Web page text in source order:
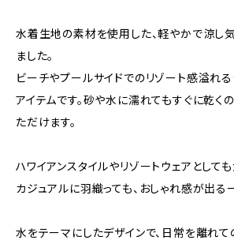
水着生地の素材を使用した、軽やかで涼し
ました。
ビーチやプールサイドでのリゾート感溢れ
アイテムです。砂や水に濡れてもすぐに乾く
ただけます。
ハワイアンスタイルやリゾートウェアとして
カジュアルに羽織っても、おしゃれ感が出る
水をテーマにしたデザインで、日常を離れ